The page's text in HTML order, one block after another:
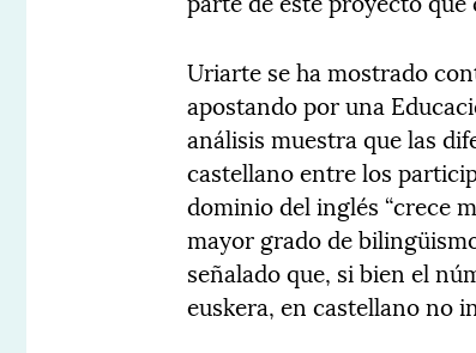
Uriarte se ha mostrado
apostando por una
análisis muestra que las
castellano entre los
dominio del inglés “crece
mayor grado de
señalado que, si bien el
euskera, en castellano no